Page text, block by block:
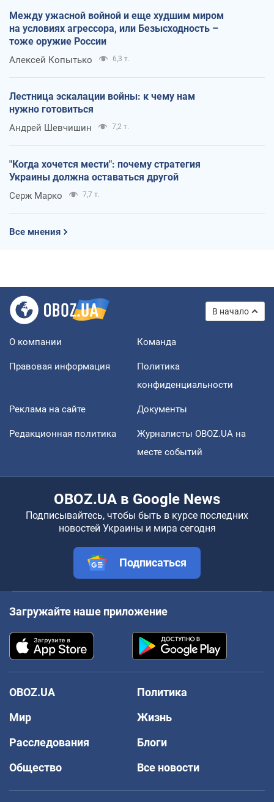
Между ужасной войной и еще худшим миром
на условиях агрессора, или Безысходность –
тоже оружие России
Алексей Копытько 6,3 т.
Лестница эскалации войны: к чему нам
нужно готовиться
Андрей Шевчишин 7,2 т.
"Когда хочется мести": почему стратегия
Украины должна оставаться другой
Серж Марко 7,7 т.
Все мнения
В начало
О компании Команда
Правовая информация
Политика
конфиденциальности
Реклама на сайте Документы
Редакционная политика
Журналисты OBOZ.UA на
месте событий
OBOZ.UA в Google News
Подписывайтесь, чтобы быть в курсе последних
новостей Украины и мира сегодня
Подписаться
Загружайте наше приложение
OBOZ.UA
Политика
Мир
Жизнь
Расследования
Блоги
Общество
Все новости